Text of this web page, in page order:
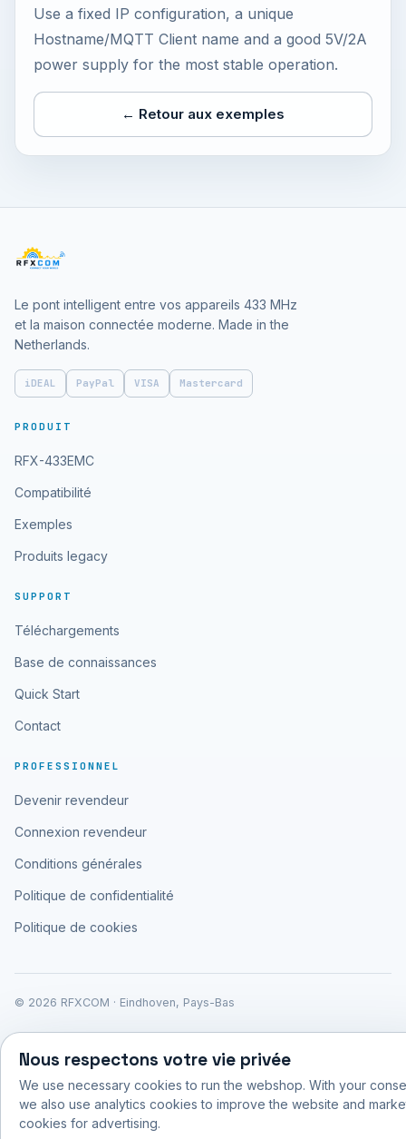
Use a fixed IP configuration, a unique
Hostname/MQTT Client name and a good 5V/2A
power supply for the most stable operation.
← Retour aux exemples
Le pont intelligent entre vos appareils 433 MHz
et la maison connectée moderne. Made in the
Netherlands.
iDEAL PayPal VISA Mastercard
PRODUIT
RFX-433EMC
Compatibilité
Exemples
Produits legacy
SUPPORT
Téléchargements
Base de connaissances
Quick Start
Contact
PROFESSIONNEL
Devenir revendeur
Connexion revendeur
Conditions générales
Politique de confidentialité
Politique de cookies
© 2026 RFXCOM · Eindhoven, Pays-Bas
Nous respectons votre vie privée
We use necessary cookies to run the webshop. With your
we also use analytics cookies to improve the website and
cookies for advertising.